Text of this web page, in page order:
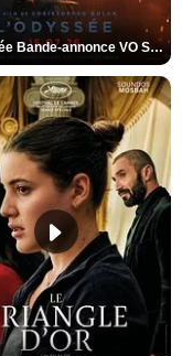
L'Odyssée Bande-annonce VO STFR